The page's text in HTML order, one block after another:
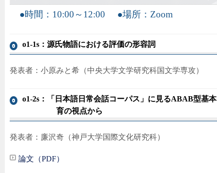
時間：10:00～12:00
場所：Zoom
o1-1s：源氏物語における評価の形容詞
発表者：小原みと希（中央大学文学研究科国文学専攻）
o1-2s：「日本語日常会話コーパス」に見るABAB型基
育の視点から
発表者：廉沢奇（神戸大学国際文化研究科）
論文（PDF）